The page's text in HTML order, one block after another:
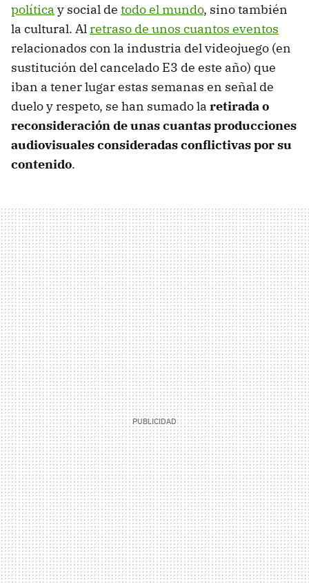
política y social de todo el mundo, sino también
la cultural. Alretraso de unos cuantos eventos
relacionados con la industria del videojuego (en
sustitución del cancelado E3 de este año) que
iban a tener lugar estas semanas en señal de
duelo y respeto, se han sumado la retirada o
reconsideración de unas cuantas producciones
audiovisuales consideradas conflictivas por su
contenido.